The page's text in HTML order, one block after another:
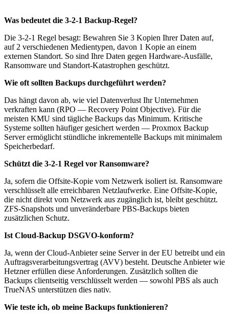
Was bedeutet die 3-2-1 Backup-Regel?
Die 3-2-1 Regel besagt: Bewahren Sie 3 Kopien Ihrer Daten auf,
auf 2 verschiedenen Medientypen, davon 1 Kopie an einem
externen Standort. So sind Ihre Daten gegen Hardware-Ausfälle,
Ransomware und Standort-Katastrophen geschützt.
Wie oft sollten Backups durchgeführt werden?
Das hängt davon ab, wie viel Datenverlust Ihr Unternehmen
verkraften kann (RPO — Recovery Point Objective). Für die
meisten KMU sind tägliche Backups das Minimum. Kritische
Systeme sollten häufiger gesichert werden — Proxmox Backup
Server ermöglicht stündliche inkrementelle Backups mit minimalem
Speicherbedarf.
Schützt die 3-2-1 Regel vor Ransomware?
Ja, sofern die Offsite-Kopie vom Netzwerk isoliert ist. Ransomware
verschlüsselt alle erreichbaren Netzlaufwerke. Eine Offsite-Kopie,
die nicht direkt vom Netzwerk aus zugänglich ist, bleibt geschützt.
ZFS-Snapshots und unveränderbare PBS-Backups bieten
zusätzlichen Schutz.
Ist Cloud-Backup DSGVO-konform?
Ja, wenn der Cloud-Anbieter seine Server in der EU betreibt und ein
Auftragsverarbeitungsvertrag (AVV) besteht. Deutsche Anbieter wie
Hetzner erfüllen diese Anforderungen. Zusätzlich sollten die
Backups clientseitig verschlüsselt werden — sowohl PBS als auch
TrueNAS unterstützen dies nativ.
Wie teste ich, ob meine Backups funktionieren?